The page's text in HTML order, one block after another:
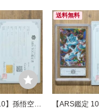
】孫悟空 E
送料無料
【ARS鑑定